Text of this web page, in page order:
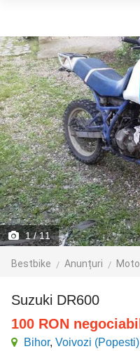
1/ 11
Bestbike Anunțuri Moto
Suzuki DR600
100 RON negociabil
Bihor, Voivozi (Popesti)